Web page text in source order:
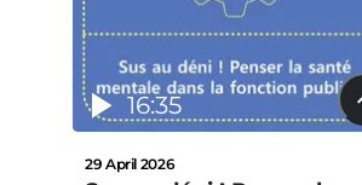
16:35
29 April 2026